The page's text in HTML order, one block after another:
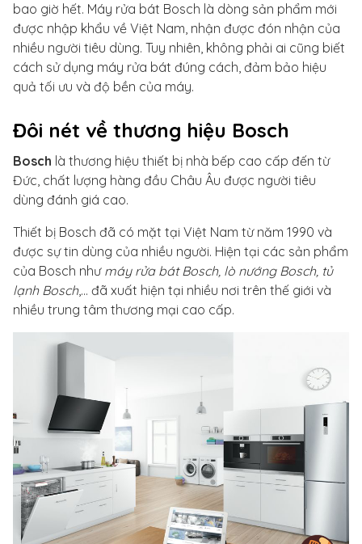
bao giờ hết. Máy rửa bát Bosch là dòng sản phẩm mới
được nhập khẩu về Việt Nam, nhận được đón nhận của
nhiều người tiêu dùng. Tuy nhiên, không phải ai cũng biết
cách sử dụng máy rửa bát đúng cách, đảm bảo hiệu
quả tối ưu và độ bền của máy.
Đôi nét về thương hiệu Bosch
Bosch là thương hiệu thiết bị nhà bếp cao cấp đến từ
Đức, chất lượng hàng đầu Châu Âu được người tiêu
dùng đánh giá cao.
Thiết bị Bosch đã có mặt tại Việt Nam từ năm 1990 và
được sự tin dùng của nhiều người. Hiện tại các sản phẩm
của Bosch như máy rửa bát Bosch, lò nướng Bosch, tủ
lạnh Bosch,... đã xuất hiện tại nhiều nơi trên thế giới và
nhiều trung tâm thương mại cao cấp.